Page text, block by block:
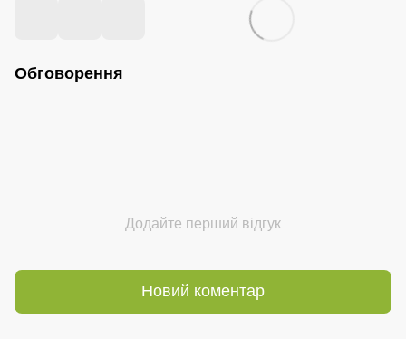
Обговорення
Додайте перший відгук
Новий коментар